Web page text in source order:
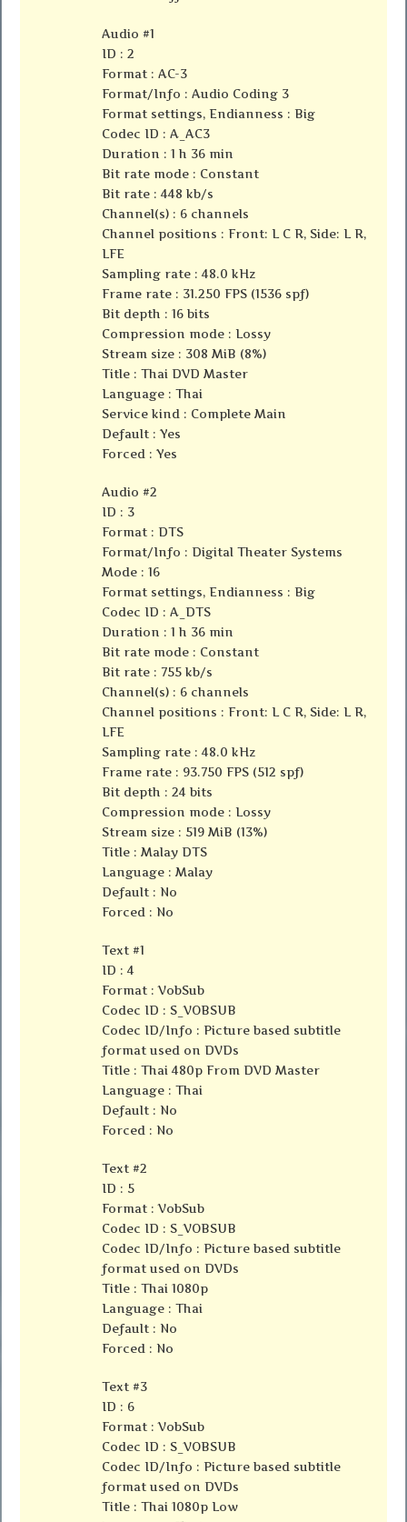
Audio #1
ID : 2
Format : AC-3
Format/Info : Audio Coding 3
Format settings, Endianness : Big
Codec ID : A_AC3
Duration : 1 h 36 min
Bit rate mode : Constant
Bit rate : 448 kb/s
Channel(s) : 6 channels
Channel positions : Front: L C R, Side: L R,
LFE
Sampling rate : 48.0 kHz
Frame rate : 31.250 FPS (1536 spf)
Bit depth : 16 bits
Compression mode : Lossy
Stream size : 308 MiB (8%)
Title : Thai DVD Master
Language : Thai
Service kind : Complete Main
Default : Yes
Forced : Yes
Audio #2
ID : 3
Format : DTS
Format/Info : Digital Theater Systems
Mode : 16
Format settings, Endianness : Big
Codec ID : A_DTS
Duration : 1 h 36 min
Bit rate mode : Constant
Bit rate : 755 kb/s
Channel(s) : 6 channels
Channel positions : Front: L C R, Side: L R,
LFE
Sampling rate : 48.0 kHz
Frame rate : 93.750 FPS (512 spf)
Bit depth : 24 bits
Compression mode : Lossy
Stream size : 519 MiB (13%)
Title : Malay DTS
Language : Malay
Default : No
Forced : No
Text #1
ID : 4
Format : VobSub
Codec ID : S_VOBSUB
Codec ID/Info : Picture based subtitle
format used on DVDs
Title : Thai 480p From DVD Master
Language : Thai
Default : No
Forced : No
Text #2
ID : 5
Format : VobSub
Codec ID : S_VOBSUB
Codec ID/Info : Picture based subtitle
format used on DVDs
Title : Thai 1080p
Language : Thai
Default : No
Forced : No
Text #3
ID : 6
Format : VobSub
Codec ID : S_VOBSUB
Codec ID/Info : Picture based subtitle
format used on DVDs
Title : Thai 1080p Low